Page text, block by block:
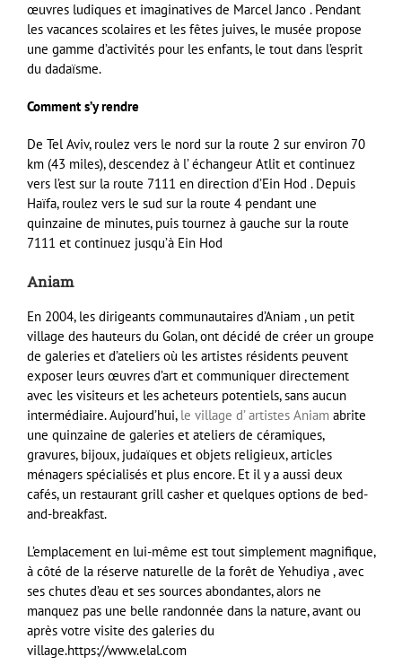
œuvres ludiques et imaginatives de Marcel Janco . Pendant
les vacances scolaires et les fêtes juives, le musée propose
une gamme d’activités pour les enfants, le tout dans l’esprit
du dadaïsme.
Comment s’y rendre
De Tel Aviv, roulez vers le nord sur la route 2 sur environ 70
km (43 miles), descendez à l’ échangeur Atlit et continuez
vers l’est sur la route 7111 en direction d’Ein Hod . Depuis
Haïfa, roulez vers le sud sur la route 4 pendant une
quinzaine de minutes, puis tournez à gauche sur la route
7111 et continuez jusqu’à Ein Hod
Aniam
En 2004, les dirigeants communautaires d’Aniam , un petit
village des hauteurs du Golan, ont décidé de créer un groupe
de galeries et d’ateliers où les artistes résidents peuvent
exposer leurs œuvres d’art et communiquer directement
avec les visiteurs et les acheteurs potentiels, sans aucun
intermédiaire. Aujourd’hui, le village d’ artistes Aniam abrite
une quinzaine de galeries et ateliers de céramiques,
gravures, bijoux, judaïques et objets religieux, articles
ménagers spécialisés et plus encore. Et il y a aussi deux
cafés, un restaurant grill casher et quelques options de bed-
and-breakfast.
L’emplacement en lui-même est tout simplement magnifique,
à côté de la réserve naturelle de la forêt de Yehudiya , avec
ses chutes d’eau et ses sources abondantes, alors ne
manquez pas une belle randonnée dans la nature, avant ou
après votre visite des galeries du
village.https://www.elal.com